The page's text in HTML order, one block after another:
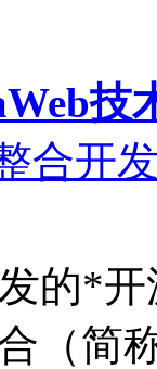
技
合开
的*
（简